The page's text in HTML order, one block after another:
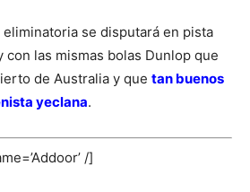
eliminatoria se disputará en pista
las mismas bolas Dunlop que
de Australia y que tan buenos
yeclana.
/]